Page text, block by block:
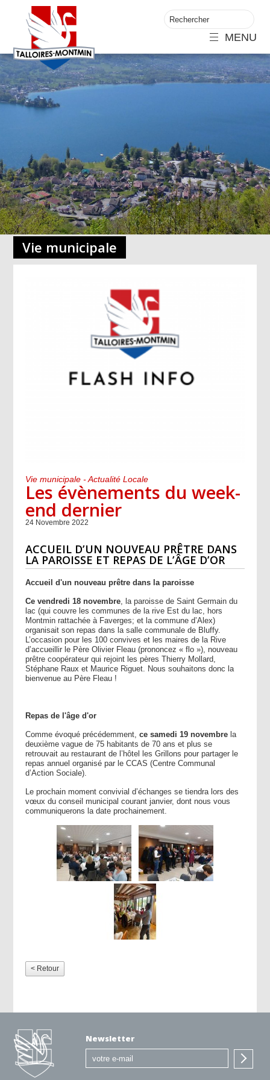
MENU
Vie municipale
Vie municipale - Actualité Locale
Les évènements du week-
end dernier
24 Novembre 2022
ACCUEIL D’UN NOUVEAU PRÊTRE DANS
LA PAROISSE ET REPAS DE L’ÂGE D’OR
Accueil d'un nouveau prêtre dans la paroisse
Ce vendredi 18 novembre, la paroisse de Saint Germain du
lac (qui couvre les communes de la rive Est du lac, hors
Montmin rattachée à Faverges; et la commune d’Alex)
organisait son repas dans la salle communale de Bluffy.
L’occasion pour les 100 convives et les maires de la Rive
d’accueillir le Père Olivier Fleau (prononcez « flo »), nouveau
prêtre coopérateur qui rejoint les pères Thierry Mollard,
Stéphane Raux et Maurice Riguet. Nous souhaitons donc la
bienvenue au Père Fleau !
Repas de l'âge d'or
Comme évoqué précédemment,ce samedi 19 novembre la
deuxième vague de 75 habitants de 70 ans et plus se
retrouvait au restaurant de l’hôtel les Grillons pour partager le
repas annuel organisé par le CCAS (Centre Communal
d’Action Sociale).
Le prochain moment convivial d’échanges se tiendra lors des
vœux du conseil municipal courant janvier, dont nous vous
communiquerons la date prochainement.
< Retour
Newsletter